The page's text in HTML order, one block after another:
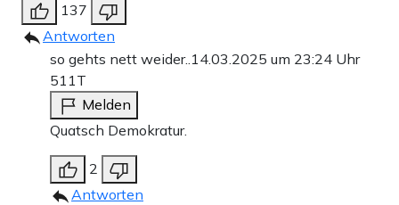
137
Antworten
so gehts nett weider..14.03.2025 um 23:24 Uhr
511T
Melden
Quatsch Demokratur.
2
Antworten